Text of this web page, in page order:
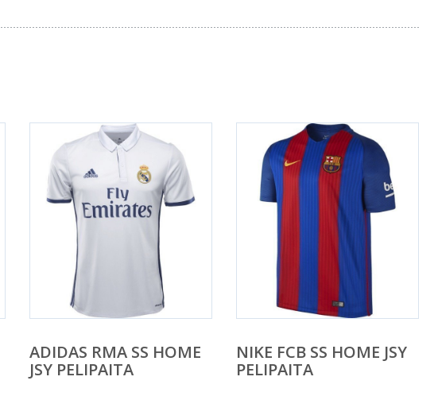
ADIDAS RMA SS HOME
JSY PELIPAITA
NIKE FCB SS HOME JSY
PELIPAITA